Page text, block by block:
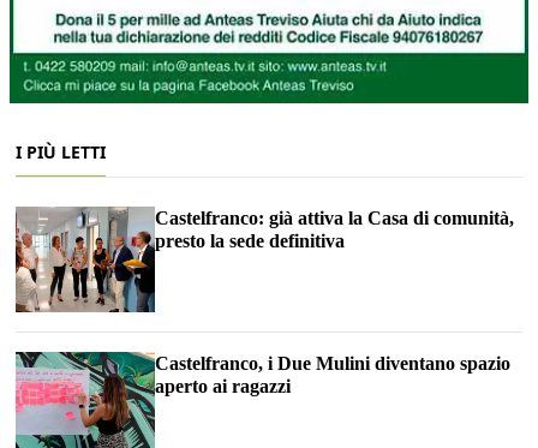
I PIÙ LETTI
Castelfranco: già attiva la Casa di comunità,
presto la sede definitiva
Castelfranco, i Due Mulini diventano spazio
aperto ai ragazzi